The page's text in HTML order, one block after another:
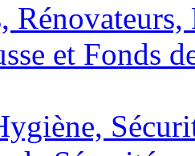
Rénovateurs,
et Fonds